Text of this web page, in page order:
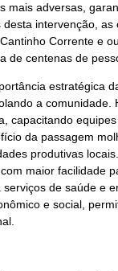
mais adversas,
intervenção, as
Corrente e
de centenas de
estratégica
a comunidade.
capacitando
da passagem
produtivas
maior facilidade
de saúde e
e social,